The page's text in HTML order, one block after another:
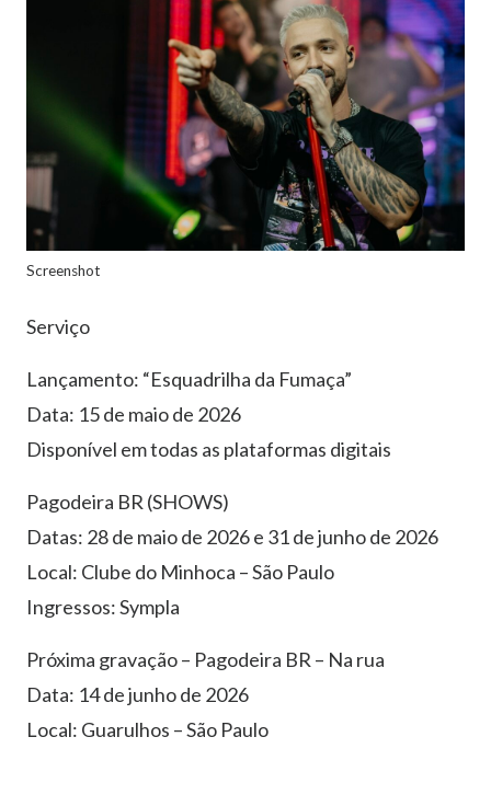
Screenshot
Serviço
Lançamento: “Esquadrilha da Fumaça”
Data: 15 de maio de 2026
Disponível em todas as plataformas digitais
Pagodeira BR (SHOWS)
Datas: 28 de maio de 2026 e 31 de junho de 2026
Local: Clube do Minhoca –São Paulo
Ingressos: Sympla
Próxima gravação– Pagodeira BR – Na rua
Data: 14 de junho de 2026
Local: Guarulhos –São Paulo